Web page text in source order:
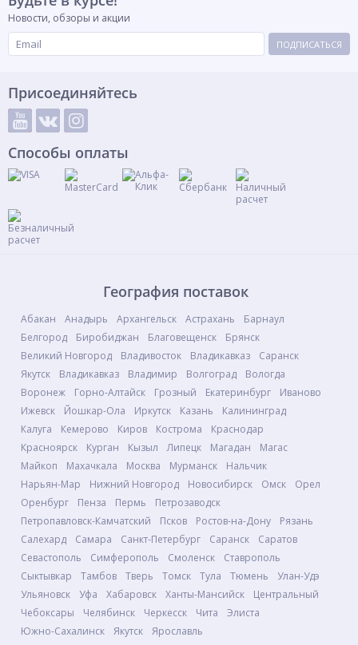
Новости, обзоры и акции
ПОДПИСАТЬСЯ
Присоединяйтесь
Способы оплаты
География поставок
Абакан Анадырь Архангельск Астрахань
Барнаул
Белгород
Биробиджан Благовещенск
Брянск
Великий Новгород
Владивосток Владикавказ
Саранск
Якутск
Владикавказ Владимир Волгоград
Вологда
Воронеж
Горно-Алтайск Грозный Екатеринбург
Иваново
Ижевск
Йошкар-Ола Иркутск Казань
Калининград
Калуга
Кемерово Киров Кострома
Краснодар
Красноярск
Курган Кызыл Липецк Магадан
Магас
Майкоп
Махачкала Москва Мурманск
Нальчик
Нарьян-Мар
Нижний Новгород Новосибирск Омск
Орел
Оренбург
Пенза Пермь
Петрозаводск
Петропавловск-Камчатский
Псков Ростов-на-Дону
Рязань
Салехард
Самара Санкт-Петербург Саранск
Саратов
Севастополь
Симферополь Смоленск
Ставрополь
Сыктывкар
Тамбов Тверь Томск Тула Тюмень
Улан-Удэ
Ульяновск
Уфа Хабаровск Ханты-Мансийск
Центральный
Чебоксары
Челябинск Черкесск Чита
Элиста
Южно-Сахалинск
Якутск Ярославль